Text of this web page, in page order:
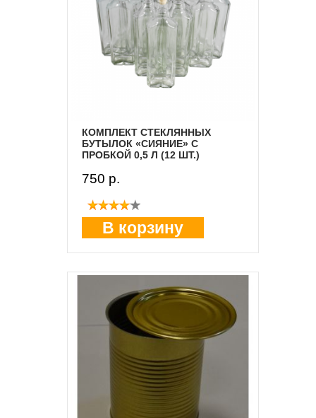
КОМПЛЕКТ СТЕКЛЯННЫХ
БУТЫЛОК «СИЯНИЕ» С
ПРОБКОЙ 0,5 Л (12 ШТ.)
750 p.
В корзину